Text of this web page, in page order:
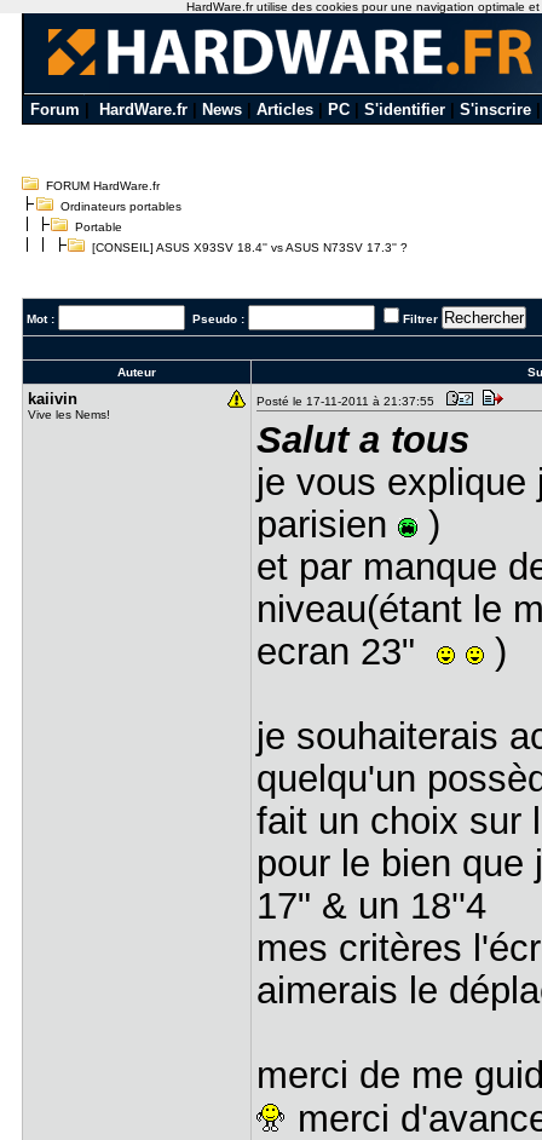
Forum HardWare.fr News Articles PC S'identifier S'inscrire
FORUM HardWare.fr
Ordinateurs portables
Portable
[CONSEIL] ASUS X93SV 18.4'' vs ASUS N73SV 17.3'' ?
Mot : Pseudo : Filtrer
Auteur
kaiivin
Vive les Nems!
Posté le 17-11-2011 à 21:37:55
Salut a tous
je vous explique
parisien
)
et par manque
niveau(étant le
ecran 23"
)
je souhaiterais
quelqu'un
fait un choix sur
pour le bien
17" & un 18''4
mes critères
aimerais le
merci de me
merci
HardWare.fr utilise des cookies pour une navigation optimale